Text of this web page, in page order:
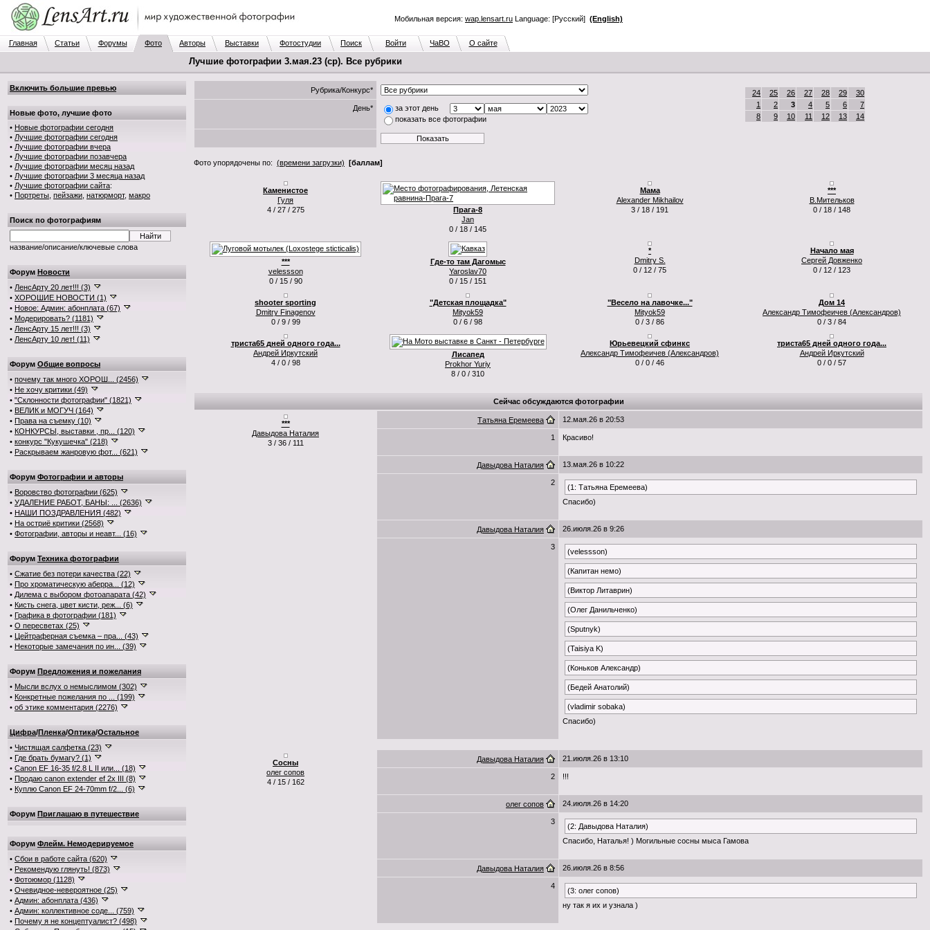
Мобильная версия: wap.lensart.ru Language: [Русский] (English)
Главная Статьи Форумы Фото Авторы Выставки Фотостудии Поиск Войти ЧаВО О сайте
Лучшие фотографии 3.мая.23 (ср). Все рубрики
Включить большие превью
Новые фото, лучшие фото
• Новые фотографии сегодня
• Лучшие фотографии сегодня
• Лучшие фотографии вчера
• Лучшие фотографии позавчера
• Лучшие фотографии месяц назад
• Лучшие фотографии 3 месяца назад
• Лучшие фотографии сайта:
• Портреты пейзажи натюрморт, макро
Поиск по фотографиям
название/описание/ключевые слова
Форум Новости
• ЛенсАрту 20 лет!!! (3)
• ХОРОШИЕ НОВОСТИ (1)
• Новое: Админ: абонплата (67)
• Модерировать? (1181)
• ЛенсАрту 15 лет!!! (3)
• ЛенсАрту 10 лет! (11)
Форум Общие вопросы
• почему так много ХОРОШ... (2456)
• Не хочу критики (49)
• "Склонности фотографии" (1821)
• ВЕЛИК и МОГУЧ (164)
• Права на съемку (10)
• КОНКУРСЫ, выставки , пр... (120)
• конкурс "Кукушечка" (218)
• Раскрываем жанровую фот... (621)
Форум Фотографии и авторы
• Воровство фотографии (625)
• УДАЛЕНИЕ РАБОТ, БАНЫ: ... (2636)
• НАШИ ПОЗДРАВЛЕНИЯ (482)
• На остриё критики (2568)
• Фотографии, авторы и неавт... (16)
Форум Техника фотографии
• Сжатие без потери качества (22)
• Про хроматическую аберра... (12)
• Дилема с выбором фотоапарата (42)
• Кисть снега, цвет кисти, реж... (6)
• Графика в фотографии (181)
• О пересветах (25)
• Цейтраферная съемка – пра... (43)
• Некоторые замечания по ин... (39)
Форум Предложения и пожелания
• Мысли вслух о немыслимом (302)
• Конкретные пожелания по ... (199)
• об этике комментария (2276)
Цифра/Пленка/Оптика/Остальное
• Чистящая салфетка (23)
• Где брать бумагу? (1)
• Canon EF 16-35 f/2.8 L II или... (18)
• Продаю canon extender ef 2x III (8)
• Куплю Canon EF 24-70mm f/2... (6)
Форум Приглашаю в путешествие
Форум Флейм. Немодерируемое
• Сбои в работе сайта (620)
• Рекомендую глянуть! (873)
• Фотоюмор (1128)
• Очевидное-невероятное (25)
• Админ: абонплата (436)
• Админ: коллективное соде... (759)
• Почему я не концептуалист? (498)
Рубрика/Конкурс* 24 25 26 27 28 29
30
1
2 3 4 5 6
7
8
9 10 11 12 13 14
День*
за этот день
показать все фотографии
Фото упорядочены по: (времени загрузки) [баллам]
Каменистое
Гуля
4 / 27 / 275
Прага-8
Jan
0 / 18 / 145
Мама
Alexander Mikhailov
3 / 18 / 191
***
В.Мительков
0 / 18 / 148
***
velessson
0 / 15 / 90
Где-то там Дагомыс
Yaroslav70
0 / 15 / 151
*
Dmitry S.
0 / 12 / 75
Начало мая
Сергей Довженко
0 / 12 / 123
shooter sporting
Dmitry Finagenov
0 / 9 / 99
"Детская площадка"
Mityok59
0 / 6 / 98
"Весело на лавочке..."
Mityok59
0 / 3 / 86
Дом 14
Александр Тимофеичев (Александров)
0 / 3 / 84
триста65 дней одного года...
Андрей Иркутский
4 / 0 / 98
Лисапед
Prokhor Yuriy
8 / 0 / 310
Юрьевецкий сфинкс
Александр Тимофеичев (Александров)
0 / 0 / 46
триста65 дней одного года...
Андрей Иркутский
0 / 0 / 57
Сейчас обсуждаются фотографии
***
Давыдова Наталия
3 / 36 / 111
Татьяна Еремеева 12.мая.26 в 20:53
1 Красиво!
Давыдова Наталия 13.мая.26 в 10:22
2
(1: Татьяна Еремеева)
Спасибо)
Давыдова Наталия 26.июля.26 в 9:26
3
(velessson)
(Капитан немо)
(Виктор Литаврин)
(Олег Данильченко)
(Sputnyk)
(Taisiya K)
(Коньков Александр)
(Бедей Анатолий)
(vladimir sobaka)
Спасибо)
Сосны
олег сопов
4 / 15 / 162
Давыдова Наталия 21.июля.26 в 13:10
2 !!!
олег сопов 24.июля.26 в 14:20
3
(2: Давыдова Наталия)
Спасибо, Наталья! ) Могильные сосны мыса Гамова
Давыдова Наталия 26.июля.26 в 8:56
4
(3: олег сопов)
ну так я их и узнала )